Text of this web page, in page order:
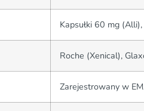
Kapsułki 60 mg
Roche (Xenical),
Zarejestrowany w